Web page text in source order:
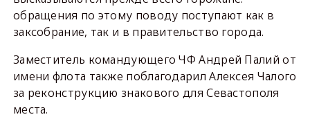
обращения по этому поводу поступают как в
заксобрание, так и в правительство города.
Заместитель командующего ЧФ Андрей Палий от
имени флота также поблагодарил Алексея Чалого
за реконструкцию знакового для Севастополя
места.